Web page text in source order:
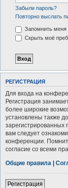
Забыли пароль?
Повторно выслать
Запомнить меня
Скрыть моё
РЕГИСТРАЦИЯ
Для входа на
Регистрация
более широкие
установлены также
зарегистрированных
вам следует
конференции.
согласие со всеми
Общие правила |
Регистрация